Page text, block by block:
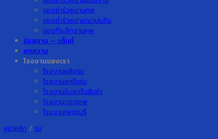
ของชำร่วยงานศพ
ของชำร่วยงานฌาปนกิจ
ของที่ระลึกงานศพ
ร่มสนาม – เต็นท์
บทความ
โรงงานของเรา
โรงงานผลิตร่ม
โรงงานสกรีนร่ม
โรงงานรับสกรีนสินค้า
โรงงานกรุงเทพ
โรงงานเพชรบุรี
หน้าหลัก / ร่ม